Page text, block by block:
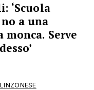
‘Scuola
a una
Serve